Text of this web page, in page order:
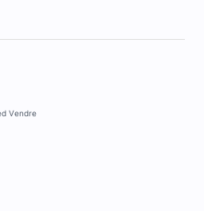
Vendre